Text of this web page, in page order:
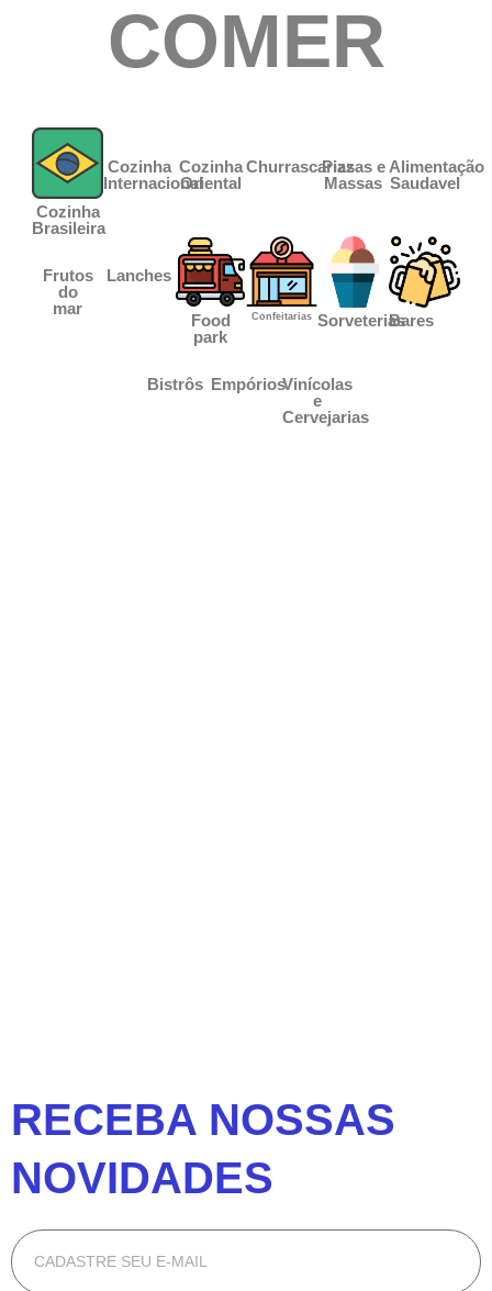
COMER
Cozinha
Brasileira
Cozinha
Internacional
Cozinha
Oriental
ChurrascariasPizzas e
Massas
Alimentação
Saudavel
Frutos
do
mar
Lanches
Food
park
Confeitarias SorveteriasBares
Bistrôs EmpóriosVinícolas
e
Cervejarias
RECEBA NOSSAS
NOVIDADES